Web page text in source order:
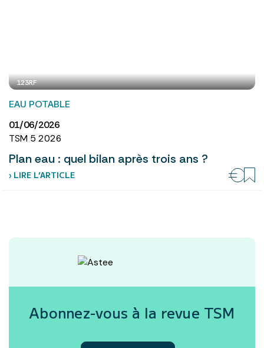
123RF
EAU POTABLE
01/06/2026
TSM 5 2026
Plan eau : quel bilan après trois ans ?
› LIRE L’ARTICLE
Abonnez-vous à la revue TSM